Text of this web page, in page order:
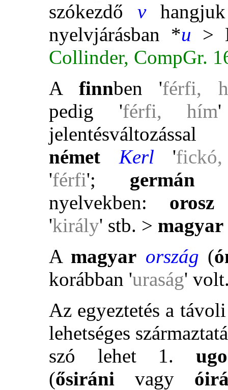
szókezdő vhangjuk
nyelvjárásban *u >
Collinder, CompGr.
A finnben 'férfi,
pedig 'férfi, hím
német
Kerl '
'férfi'; germán
nyelvekben: orosz
'király' stb. > magyar
A magyar ország (
korábban 'uraság'
Az egyeztetés a
lehetséges
szó lehet 1.
(ősiráni vagy